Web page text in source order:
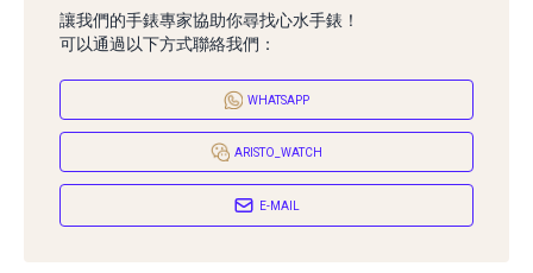
讓我們的手錶專家協助你尋找心水手錶！
可以通過以下方式聯絡我們：
WHATSAPP
ARISTO_WATCH
E-MAIL